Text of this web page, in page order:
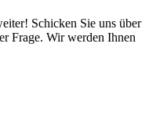
Schicken Sie uns über
Frage. Wir werden Ihnen